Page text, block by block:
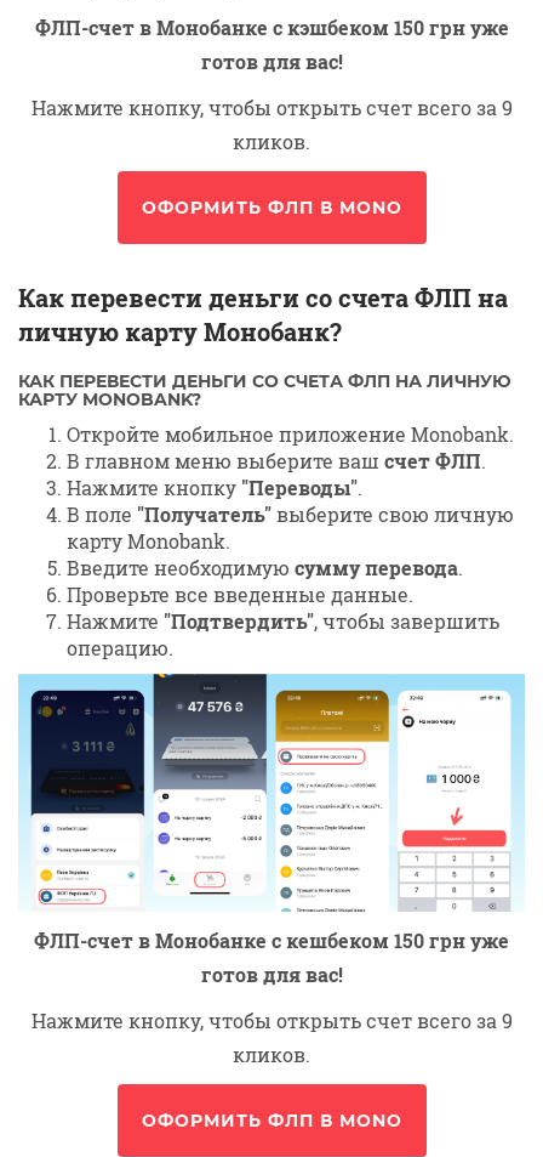
ФЛП-счет в Монобанке с кэшбеком 150 грн уже
готов для вас!
Нажмите кнопку, чтобы открыть счет всего за 9
кликов.
ОФОРМИТЬ ФЛП В MONO
Как перевести деньги со счета ФЛП на
личную карту Монобанк?
КАК ПЕРЕВЕСТИ ДЕНЬГИ СО СЧЕТА ФЛП НА ЛИЧНУЮ
КАРТУ MONOBANK?
Откройте мобильное приложение Monobank.
В главном меню выберите ваш счет ФЛП.
Нажмите кнопку "Переводы".
В поле "Получатель"выберите свою личную
карту Monobank.
Введите необходимую сумму перевода.
Проверьте все введенные данные.
Нажмите "Подтвердить", чтобы завершить
операцию.
ФЛП-счет в Монобанке с кешбеком 150 грн уже
готов для вас!
Нажмите кнопку, чтобы открыть счет всего за 9
кликов.
ОФОРМИТЬ ФЛП В MONO